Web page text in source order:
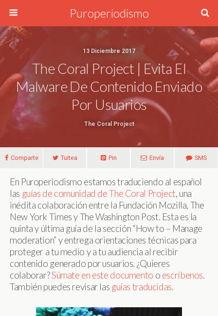
Puroperiodismo
13 Diciembre 2017
The Coral Project | Evita El
Malware De Contenido Enviado
Por Usuarios
The Coral Project
Comparte Tuitea Pin Envía SMS
En Puroperiodismo estamos traduciendo al español
las guías de comunidad de The Coral Project, una
inédita colaboración entre la Fundación Mozilla, The
New York Times y The Washington Post. Esta es la
quinta y última guía de la sección “How to – Manage
moderation” y entrega orientaciones técnicas para
proteger a tu medio y a tu audiencia al recibir
contenido generado por usuarios. ¿Quieres
colaborar?Súmate en este documento o escríbenos.
También puedes revisar las guías traducidas.